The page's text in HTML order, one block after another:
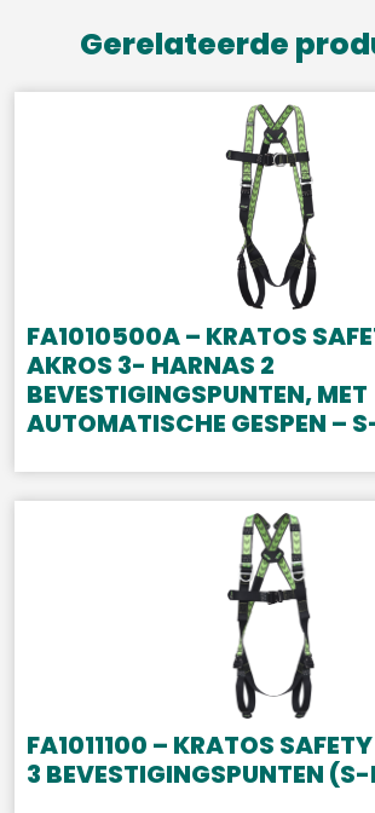
Gerelateerde
FA1010500A – KRATOS
AKROS 3- HARNAS 2
BEVESTIGINGSPUNTEN, MET
AUTOMATISCHE GESPEN –
FA1011100 – KRATOS
3 BEVESTIGINGSPUNTEN